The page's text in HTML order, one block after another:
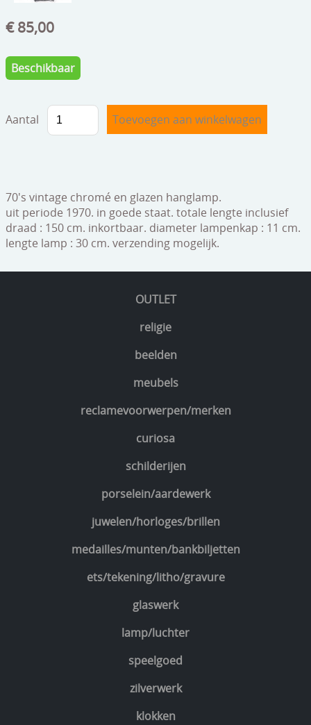
boeken
OUTLET
religie
beelden
meubels
reclamevoorwerpen/merken
curiosa
schilderijen
porselein/aardewerk
juwelen/horloges/brillen
medailles/munten/bankbiljetten
ets/tekening/litho/gravure
glaswerk
lamp/luchter
speelgoed
zilverwerk
klokken
€ 85,00
Beschikbaar
Aantal
70's vintage chromé en glazen hanglamp.
uit periode 1970. in goede staat. totale lengte inclusief
draad : 150 cm. inkortbaar. diameter lampenkap : 11 cm.
lengte lamp : 30 cm. verzending mogelijk.